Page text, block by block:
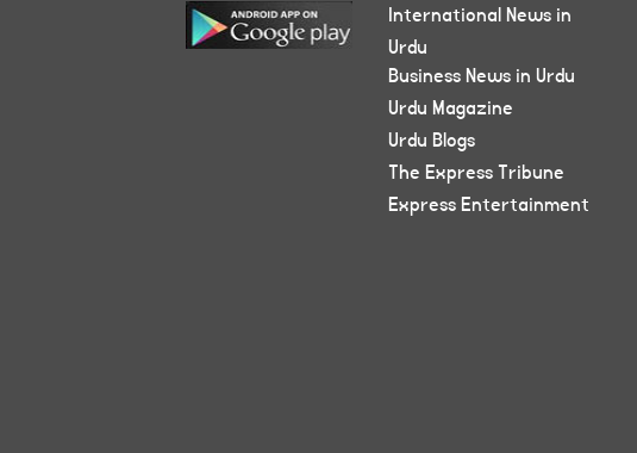
International News in
Urdu
Business News in Urdu
Urdu Magazine
Urdu Blogs
The Express Tribune
Express Entertainment